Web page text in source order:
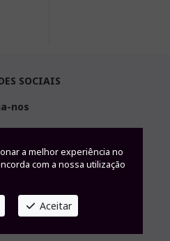
a melhor experiência no
com a nossa utilização
Aceitar
SOCIAIS
nos